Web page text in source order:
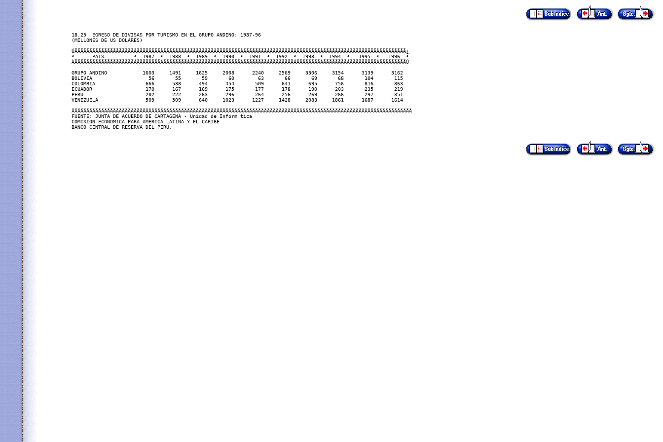
18.25  EGRESO DE DIVISAS POR TURISMO EN EL GRUPO ANDINO: 1987-96
(MILLONES DE US DOLARES)
ÚÄÄÄÄÄÄÄÄÄÄÄÄÄÄÄÄÄÄÄÄÂÄÄÄÄÄÄÄÄÂÄÄÄÄÄÄÄÄÂÄÄÄÄÄÄÄÄÂÄÄÄÄÄÄÄÄÂÄÄÄÄÄÄÄÄÂÄÄÄÄÄÄÄÄÂÄÄÄÄÄÄÄÄÂÄÄÄÄÄÄÄÄÂÄÄÄÄÄÄÄÄÄÂÄÄÄÄÄÄÄÄÄ¿
³      PAIS          ³  1987  ³  1988  ³  1989  ³  1990  ³  1991  ³  1992  ³  1993  ³  1994  ³   1995  ³   1996  ³
ÀÄÄÄÄÄÄÄÄÄÄÄÄÄÄÄÄÄÄÄÄÁÄÄÄÄÄÄÄÄÁÄÄÄÄÄÄÄÄÁÄÄÄÄÄÄÄÄÁÄÄÄÄÄÄÄÄÁÄÄÄÄÄÄÄÄÁÄÄÄÄÄÄÄÄÁÄÄÄÄÄÄÄÄÁÄÄÄÄÄÄÄÄÁÄÄÄÄÄÄÄÄÄÁÄÄÄÄÄÄÄÄÄÙ
GRUPO ANDINO            1603     1491     1625     2008      2240     2569     3306     3154      3139      3162
BOLIVIA                   56       55       59       60        63       66       69       68       104       115
COLOMBIA                 666      538      494      454       509      641      695      756       816       863
ECUADOR                  170      167      169      175       177      178      190      203       235       219
PERU                     202      222      263      296       264      256      269      266       297       351
VENEZUELA                509      509      640     1023      1227     1428     2083     1861      1687      1614
ÄÄÄÄÄÄÄÄÄÄÄÄÄÄÄÄÄÄÄÄÄÄÄÄÄÄÄÄÄÄÄÄÄÄÄÄÄÄÄÄÄÄÄÄÄÄÄÄÄÄÄÄÄÄÄÄÄÄÄÄÄÄÄÄÄÄÄÄÄÄÄÄÄÄÄÄÄÄÄÄÄÄÄÄÄÄÄÄÄÄÄÄÄÄÄÄÄÄÄÄÄÄÄÄÄÄÄÄÄÄÄÄÄÄÄ
FUENTE: JUNTA DE ACUERDO DE CARTAGENA - Unidad de Inform tica
COMISION ECONOMICA PARA AMERICA LATINA Y EL CARIBE